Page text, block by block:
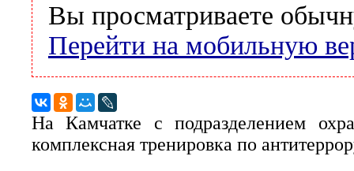
Вы просматриваете
Перейти на мобильную
На Камчатке с подразделением
комплексная тренировка по